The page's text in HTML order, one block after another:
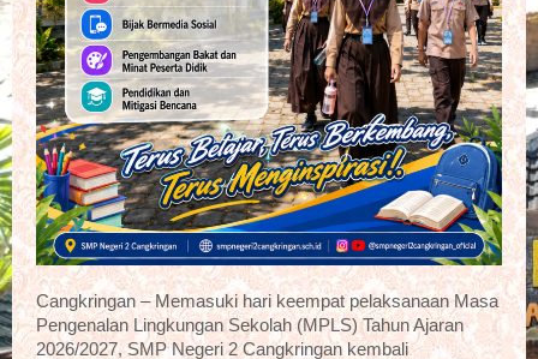
Cangkringan – Memasuki hari keempat pelaksanaan Masa
Pengenalan Lingkungan Sekolah (MPLS) Tahun Ajaran
2026/2027, SMP Negeri 2 Cangkringan kembali